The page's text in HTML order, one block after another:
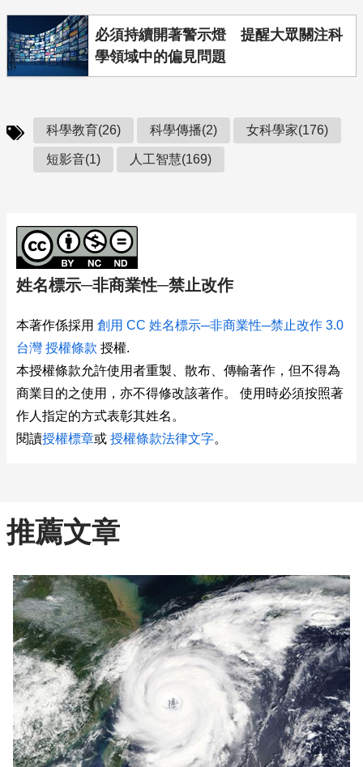
必須持續開著警示燈 提醒大眾關注科
學領域中的偏見問題
科學教育(26) 科學傳播(2) 女科學家(176)
短影音(1) 人工智慧(169)
姓名標示─非商業性─禁止改作
本著作係採用 創用 CC 姓名標示─非商業性─禁止改作 3.0
台灣 授權條款 授權.
本授權條款允許使用者重製、散布、傳輸著作，但不得為
商業目的之使用，亦不得修改該著作。 使用時必須按照著
作人指定的方式表彰其姓名。
閱讀授權標章或 授權條款法律文字。
推薦文章